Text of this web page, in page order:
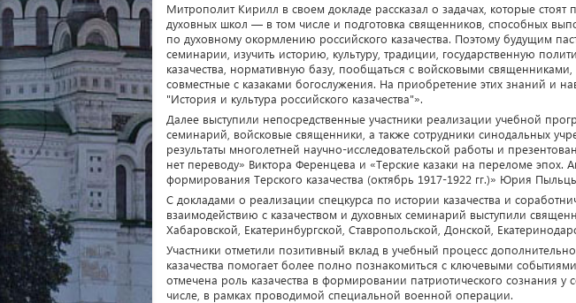
Митрополит Кирилл в своем докладе рассказал о задачах, которые
духовных школ — в том числе и подготовка священников, способных
по духовному окормлению российского казачества. Поэтому будущим
семинарии, изучить историю, культуру, традиции, государственную
казачества, нормативную базу, пообщаться с войсковыми священниками,
совместные с казаками богослужения. На приобретение этих знаний и
"История и культура российского казачества"».
Далее выступили непосредственные участники реализации учебной
семинарий, войсковые священники, а также сотрудники синодальных
результаты многолетней научно-исследовательской работы и
нет переводу» Виктора Ференцева и «Терские казаки на переломе эпох.
формирования Терского казачества (октябрь 1917-1922 гг.)» Юрия
С докладами о реализации спецкурса по истории казачества и
взаимодействию с казачеством и духовных семинарий выступили
Хабаровской, Екатеринбургской, Ставропольской, Донской,
Участники отметили позитивный вклад в учебный процесс
казачества помогает более полно познакомиться с ключевыми
отмечена роль казачества в формировании патриотического сознания у
числе, в рамках проводимой специальной военной операции.